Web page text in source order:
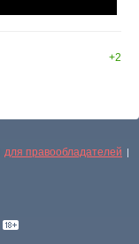
+2
для правообладателей |